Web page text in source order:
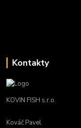
Kontakty
KOVIN FISH s.r.o.
Kováč Pavel